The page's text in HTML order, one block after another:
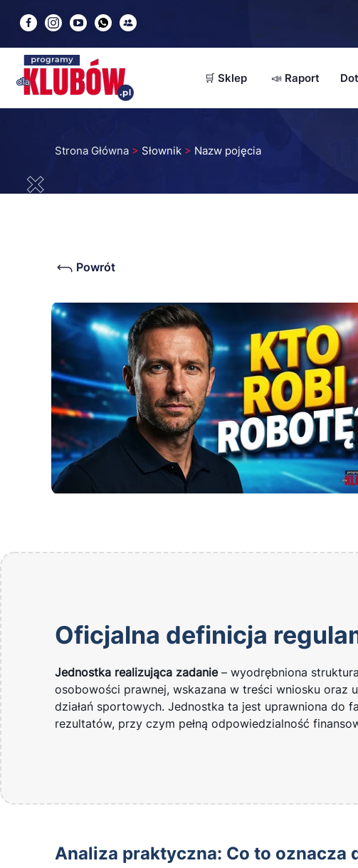
🛒 Sklep
Modułowe obiekty sportowe
Piłkarskie Place Zabaw
📣 Raport
📝
Strona Główna > Słownik > Nazw pojęcia
Powrót
Oficjalna definicja
Jednostka realizująca zadanie– wyodrębniona
osobowości prawnej, wskazana w treści wniosku
działań sportowych. Jednostka ta jest uprawniona do
rezultatów, przy czym pełną odpowiedzialność
Analiza praktyczna: Co to oznacza